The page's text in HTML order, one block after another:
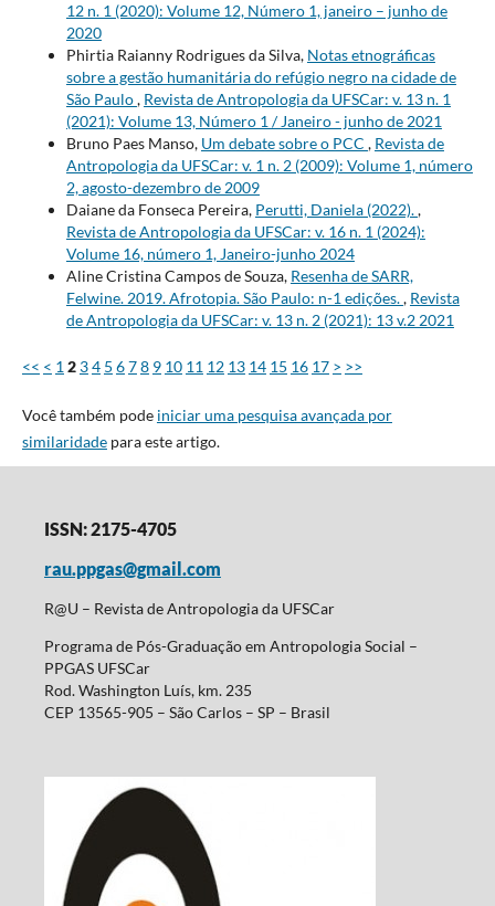
12 n. 1 (2020): Volume 12, Número 1, janeiro – junho de
2020
Phirtia Raianny Rodrigues da Silva, Notas etnográficas
sobre a gestão humanitária do refúgio negro na cidade de
São Paulo, Revista de Antropologia da UFSCar: v. 13 n. 1
(2021): Volume 13, Número 1 / Janeiro - junho de 2021
Bruno Paes Manso, Um debate sobre o PCC , Revista de
Antropologia da UFSCar: v. 1 n. 2 (2009): Volume 1, número
2, agosto-dezembro de 2009
Daiane da Fonseca Pereira, Perutti, Daniela (2022).,
Revista de Antropologia da UFSCar: v. 16 n. 1 (2024):
Volume 16, número 1, Janeiro-junho 2024
Aline Cristina Campos de Souza, Resenha de SARR,
Felwine. 2019. Afrotopia. São Paulo: n-1 edições., Revista
de Antropologia da UFSCar: v. 13 n. 2 (2021): 13 v.2 2021
<< < 1 2 34 5 678 9 10 11 12 13 14 15 16 17 > >>
Você também pode iniciar uma pesquisa avançada por
similaridadepara este artigo.
ISSN: 2175-4705
rau.ppgas@gmail.com
R@U – Revista de Antropologia da UFSCar
Programa de Pós-Graduação em Antropologia Social –
PPGAS UFSCar
Rod. Washington Luís, km. 235
CEP 13565-905 – São Carlos – SP – Brasil